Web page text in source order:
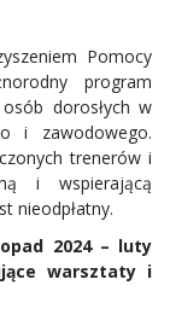
Pomocy
program
dorosłych w
i zawodowego.
trenerów i
i wspierającą
nieodpłatny.
2024 – luty
warsztaty i